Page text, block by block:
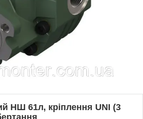
НШ 61л, кріплення UNI (3